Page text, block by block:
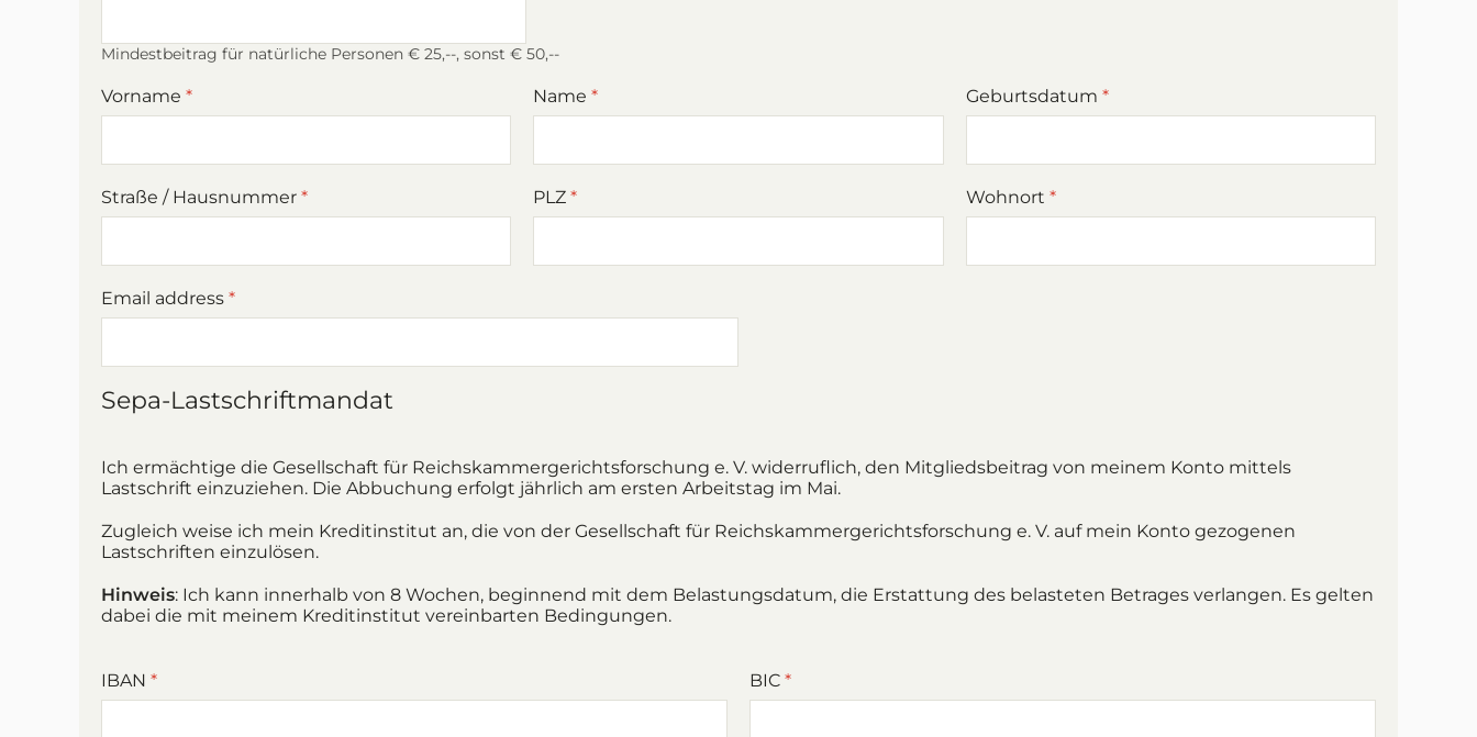
Mindestbeitrag für natürliche Personen € 25,--, sonst € 50,--
Vorname * Name* Geburtsdatum *
Straße / Hausnummer * PLZ* Wohnort *
Email address *
Sepa-Lastschriftmandat
Ich ermächtige die Gesellschaft für Reichskammergerichtsforschung e. V. widerruflich, den Mitgliedsbeitrag von meinem Konto mittels
Lastschrift einzuziehen. Die Abbuchung erfolgt jährlich am ersten Arbeitstag im Mai.
Zugleich weise ich mein Kreditinstitut an, die von der Gesellschaft für Reichskammergerichtsforschung e. V. auf mein Konto gezogenen
Lastschriften einzulösen.
Hinweis: Ich kann innerhalb von 8 Wochen, beginnend mit dem Belastungsdatum, die Erstattung des belasteten Betrages verlangen. Es gelten
dabei die mit meinem Kreditinstitut vereinbarten Bedingungen.
IBAN * BIC *